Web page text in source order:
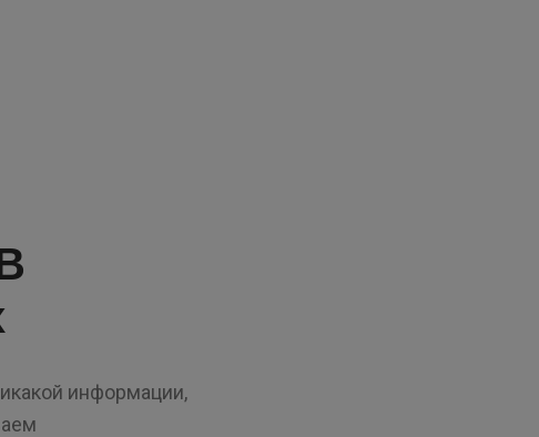
информации,